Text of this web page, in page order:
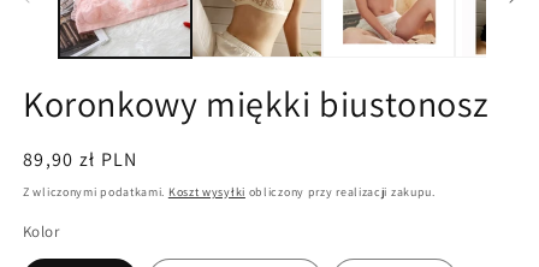
Koronkowy miękki biustonosz
Cena
regularna
89,90 zł PLN
Z wliczonymi podatkami. Koszt wysyłki obliczony przy realizacji zakupu.
Kolor